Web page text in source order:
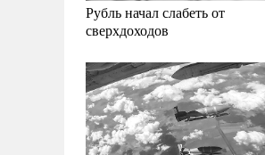
Рубль начал слабеть от
сверхдоходов